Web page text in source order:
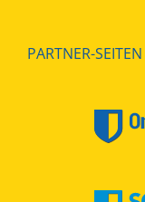
PARTNER-SEITEN